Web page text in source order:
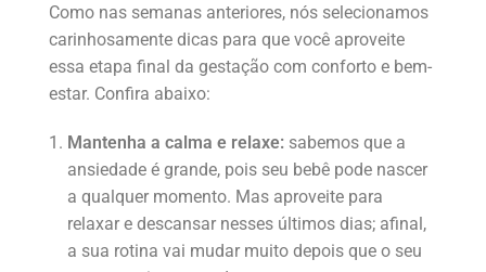
Como nas semanas anteriores, nós selecionamos
carinhosamente dicas para que você aproveite
essa etapa final da gestação com conforto e bem-
estar. Confira abaixo:
Mantenha a calma e relaxe: sabemos que a
ansiedade é grande, pois seu bebê pode nascer
a qualquer momento. Mas aproveite para
relaxar e descansar nesses últimos dias; afinal,
a sua rotina vai mudar muito depois que o seu